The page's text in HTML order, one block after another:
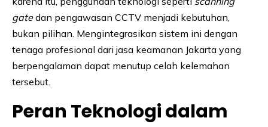
gatedan pengawasan CCTV menjadi kebutuhan,
bukan pilihan. Mengintegrasikan sistem ini dengan
tenaga profesional dari jasa keamanan Jakarta yang
berpengalaman dapat menutup celah kelemahan
tersebut.
Peran Teknologi dalam